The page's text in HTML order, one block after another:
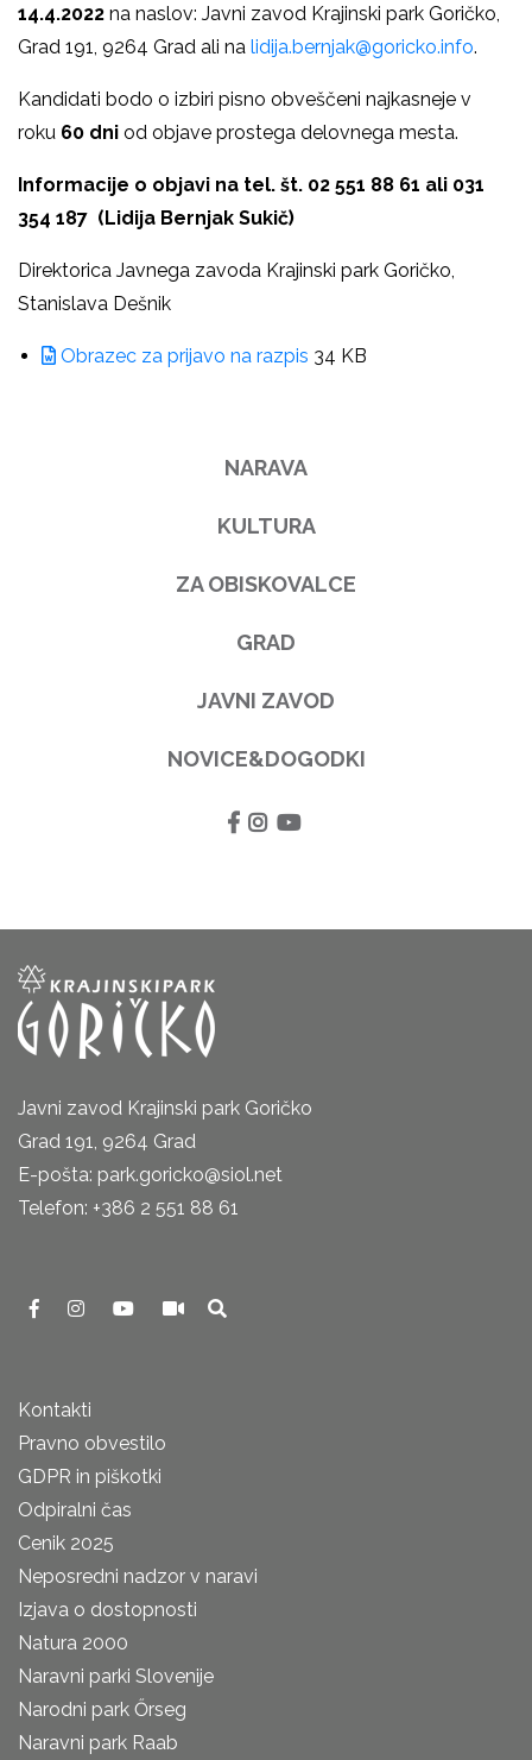
14.4.2022 na naslov: Javni zavod Krajinski park Goričko,
Grad 191, 9264 Grad ali na lidija.bernjak@goricko.info.
Kandidati bodo o izbiri pisno obveščeni najkasneje v
roku 60 dni od objave prostega delovnega mesta.
Informacije o objavi na tel. št. 02 551 88 61 ali 031
354 187 (Lidija Bernjak Sukič)
Direktorica Javnega zavoda Krajinski park Goričko,
Stanislava Dešnik
Obrazec za prijavo na razpis 34 KB
NARAVA
KULTURA
ZA OBISKOVALCE
GRAD
JAVNI ZAVOD
NOVICE&DOGODKI
Javni zavod Krajinski park Goričko
Grad 191, 9264 Grad
E-pošta: park.goricko@siol.net
Telefon: +386 2 551 88 61
Kontakti
Pravno obvestilo
GDPR in piškotki
Odpiralni čas
Cenik 2025
Neposredni nadzor v naravi
Izjava o dostopnosti
Natura 2000
Naravni parki Slovenije
Narodni park Őrseg
Naravni park Raab